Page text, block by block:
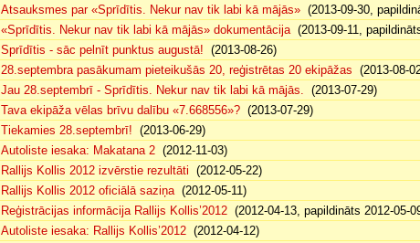
Atsauksmes par «Sprīdītis. Nekur nav tik labi kā mājās» (2013-09-30,
«Sprīdītis. Nekur nav tik labi kā mājās» dokumentācija(2013-09-11,
Sprīdītis - sāc pelnīt punktus augustā! (2013-08-26)
28.septembra pasākumam pieteikušās 20, reģistrētas 20 ekipāžas (2013-08-
Jau 28.septembrī - Sprīdītis. Nekur nav tik labi kā mājās. (2013-07-29)
Tava ekipāža vēlas brīvu dalību «7.668556»? (2013-07-29)
Tiekamies 28.septembrī! (2013-06-29)
Autoliste iesaka: Makatana 2 (2012-11-03)
Rallijs Kollis 2012 izvērstie rezultāti (2012-05-22)
Rallijs Kollis 2012 oficiālā saziņa(2012-05-11)
Reģistrācijas informācija Rallijs Kollis’2012 (2012-04-13, papildināts 2012-05-
Autoliste iesaka: Rallijs Kollis’2012 (2012-04-12)